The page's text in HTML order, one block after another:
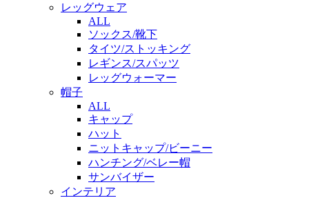
レッグウェア
ALL
ソックス/靴下
タイツ/ストッキング
レギンス/スパッツ
レッグウォーマー
帽子
ALL
キャップ
ハット
ニットキャップ/ビーニー
ハンチング/ベレー帽
サンバイザー
インテリア